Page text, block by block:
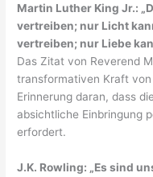
Martin Luther King Jr.:
vertreiben; nur Licht
vertreiben; nur Liebe
Das Zitat von Reverend
transformativen Kraft
Erinnerung daran, dass
absichtliche Einbringung
erfordert.
J.K. Rowling: „Es sind